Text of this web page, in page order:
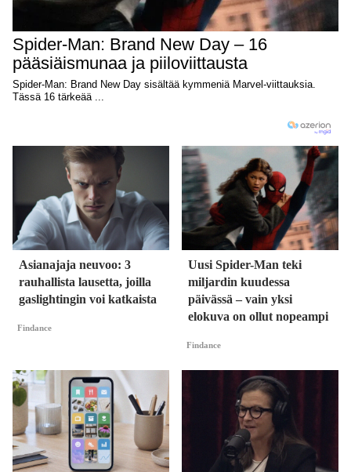
Asianajaja neuvoo: 3
rauhallista lausetta, joilla
gaslightingin voi katkaista
Findance
Uusi Spider-Man teki
miljardin kuudessa
päivässä – vain yksi
elokuva on ollut nopeampi
Findance